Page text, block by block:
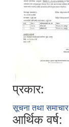
प्रकार:
सूचना तथा समाचार
आर्थिक वर्ष: